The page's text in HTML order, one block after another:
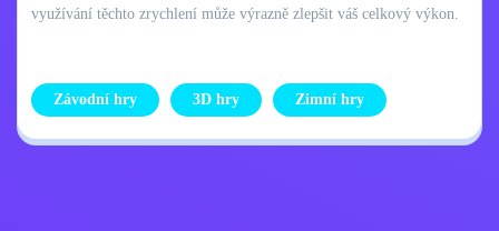
využívání těchto zrychlení může výrazně zlepšit váš celkový výkon.
Závodní hry 3D hry Zimní hry